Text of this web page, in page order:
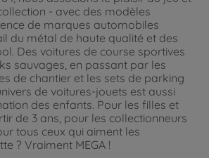
- avec des modèles
de marques automobiles
du métal de haute qualité et des
Des voitures de course sportives
sauvages, en passant par les
de chantier et les sets de parking
de voitures-jouets est aussi
des enfants. Pour les filles et
de 3 ans, pour les collectionneurs
tous ceux qui aiment les
? Vraiment MEGA !